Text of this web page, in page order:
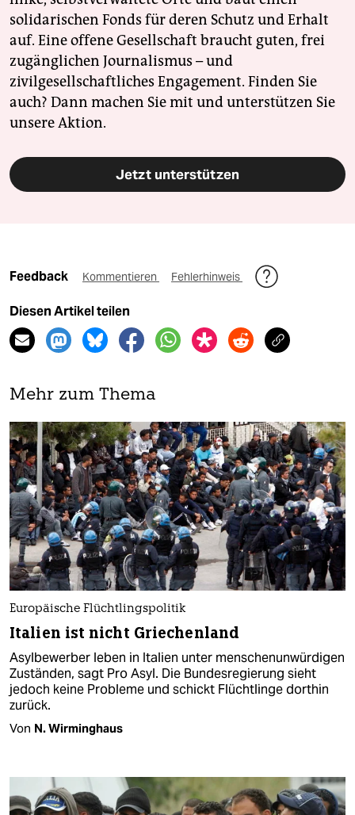
solidarischen Fonds für deren Schutz und Erhalt
auf. Eine offene Gesellschaft braucht guten, frei
zugänglichen Journalismus – und
zivilgesellschaftliches Engagement. Finden Sie
auch? Dann machen Sie mit und unterstützen Sie
unsere Aktion.
Jetzt unterstützen
Feedback Kommentieren Fehlerhinweis
Diesen Artikel teilen
Mehr zum Thema
Europäische Flüchtlingspolitik
Italien ist nicht Griechenland
Asylbewerber leben in Italien unter menschenunwürdigen
Zuständen, sagt Pro Asyl. Die Bundesregierung sieht
jedoch keine Probleme und schickt Flüchtlinge dorthin
zurück.
Von N. Wirminghaus